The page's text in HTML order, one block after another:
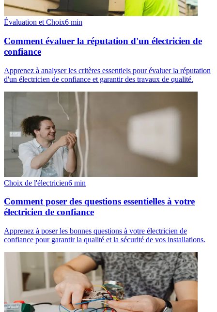
Évaluation et Choix6 min
Comment évaluer la réputation d'un électricien de
confiance
Apprenez à analyser les critères essentiels pour évaluer la réputation
d'un électricien de confiance et garantir des travaux de qualité.
Choix de l'électricien6 min
Comment poser des questions essentielles à votre
électricien de confiance
Apprenez à poser les bonnes questions à votre électricien de
confiance pour garantir la qualité et la sécurité de vos installations.